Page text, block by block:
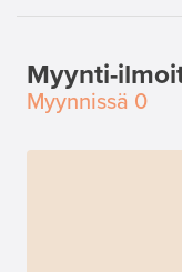
Myynti-
Myynnissä 0